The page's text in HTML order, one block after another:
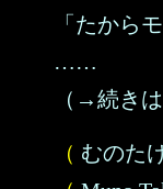
「たから
……
（→続き
（ むのた